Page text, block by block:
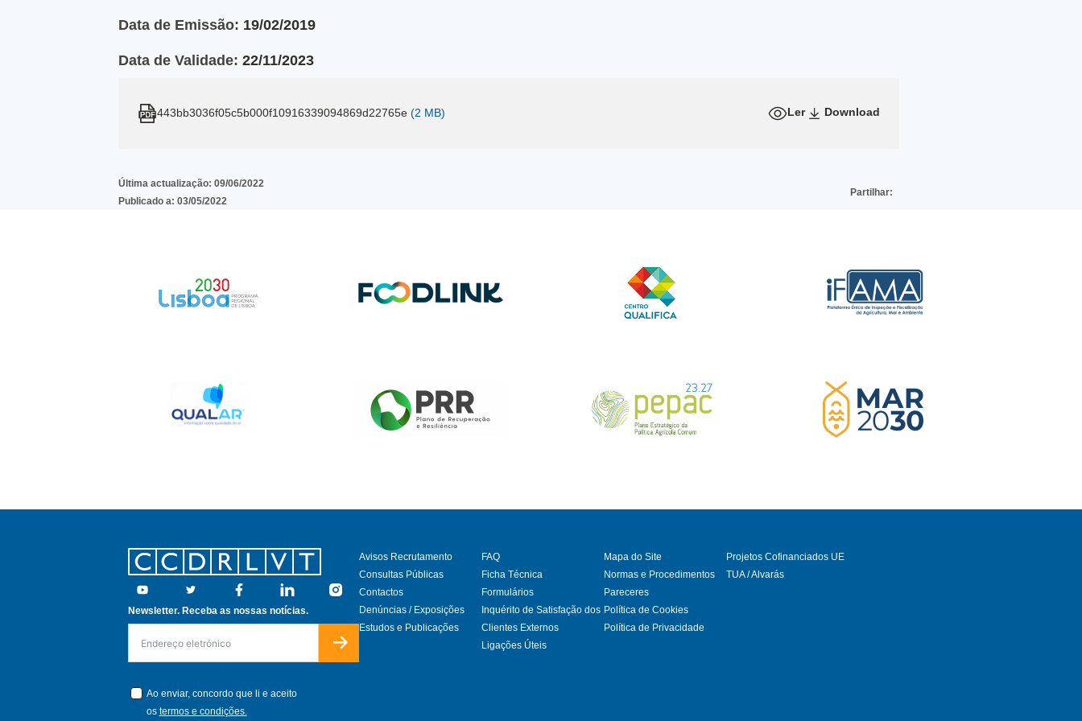
Data de Emissão: 19/02/2019
Data de Validade: 22/11/2023
443bb3036f05c5b000f10916339094869d22765e (2 MB) Ler Download
Última actualização: 09/06/2022
Publicado a: 03/05/2022
Partilhar:
Footer
Youtube Twitter Facebook Linkedin
Instagram
Newsletter. Receba as nossas notícias.
Ao enviar, concordo que li e aceito
os termos e condições.
Avisos Recrutamento
Consultas Públicas
Contactos
Denúncias / Exposições
Estudos e Publicações
FAQ
Ficha Técnica
Formulários
Inquérito de Satisfação dos
Clientes Externos
Ligações Úteis
Mapa do Site
Normas e Procedimentos
Pareceres
Política de Cookies
Política de Privacidade
Projetos Cofinanciados UE
TUA / Alvarás